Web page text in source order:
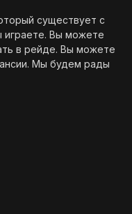
существует с
играете. Вы можете
в рейде. Вы можете
. Мы будем рады